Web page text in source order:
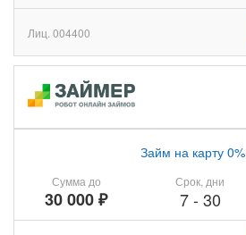
Лиц. 004400
Сумма до
30 000 ₽
Займ на карту 0%
Срок, дни
7- 30